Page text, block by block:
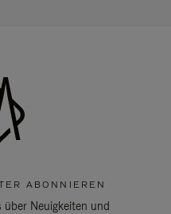
ABONNIEREN
Neuigkeiten und